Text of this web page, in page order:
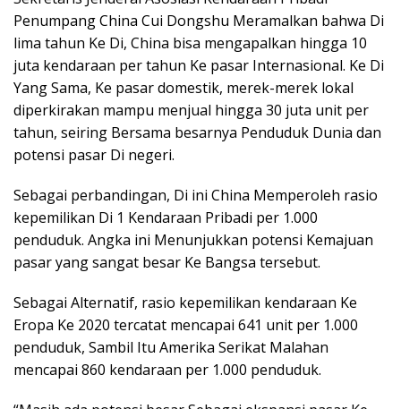
Penumpang China Cui Dongshu Meramalkan bahwa Di
lima tahun Ke Di, China bisa mengapalkan hingga 10
juta kendaraan per tahun Ke pasar Internasional. Ke Di
Yang Sama, Ke pasar domestik, merek-merek lokal
diperkirakan mampu menjual hingga 30 juta unit per
tahun, seiring Bersama besarnya Penduduk Dunia dan
potensi pasar Di negeri.
Sebagai perbandingan, Di ini China Memperoleh rasio
kepemilikan Di 1 Kendaraan Pribadi per 1.000
penduduk. Angka ini Menunjukkan potensi Kemajuan
pasar yang sangat besar Ke Bangsa tersebut.
Sebagai Alternatif, rasio kepemilikan kendaraan Ke
Eropa Ke 2020 tercatat mencapai 641 unit per 1.000
penduduk, Sambil Itu Amerika Serikat Malahan
mencapai 860 kendaraan per 1.000 penduduk.